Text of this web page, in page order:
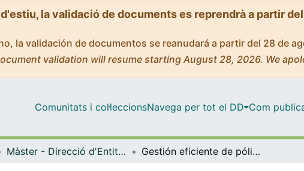
la validació de documents es reprendrà a partir
la validación de documentos se reanudará a partir del 28 de
validation will resume starting August 28, 2026. We
Comunitats i col·leccionsNavega per tot el DD Com
Màster - Direcció d'Entitats Asseguradores i Financeres (DEAF) Gestión eficiente de pólizas colectivas de vida